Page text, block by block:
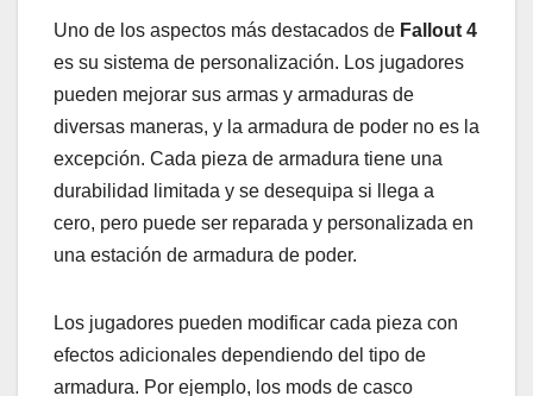
Uno de los aspectos más destacados de Fallout 4
es su sistema de personalización. Los jugadores
pueden mejorar sus armas y armaduras de
diversas maneras, y la armadura de poder no es la
excepción. Cada pieza de armadura tiene una
durabilidad limitada y se desequipa si llega a
cero, pero puede ser reparada y personalizada en
una estación de armadura de poder.
Los jugadores pueden modificar cada pieza con
efectos adicionales dependiendo del tipo de
armadura. Por ejemplo, los mods de casco